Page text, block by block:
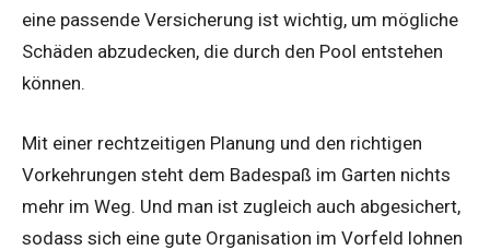
eine passende Versicherung ist wichtig, um mögliche
Schäden abzudecken, die durch den Pool entstehen
können.
Mit einer rechtzeitigen Planung und den richtigen
Vorkehrungen steht dem Badespaß im Garten nichts
mehr im Weg. Und man ist zugleich auch abgesichert,
sodass sich eine gute Organisation im Vorfeld lohnen